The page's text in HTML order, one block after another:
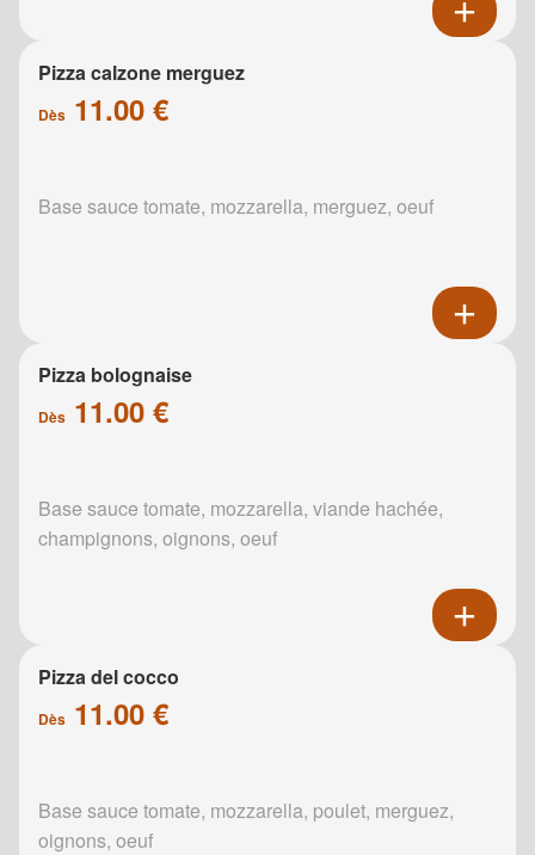
Pizza calzone merguez
Dès 11.00 €
Base sauce tomate, mozzarella, merguez, oeuf
Pizza bolognaise
Dès 11.00 €
Base sauce tomate, mozzarella, viande hachée,
champignons, oignons, oeuf
Pizza del cocco
Dès 11.00 €
Base sauce tomate, mozzarella, poulet, merguez,
oignons, oeuf